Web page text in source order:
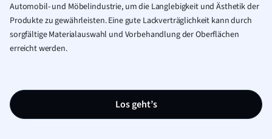
Automobil- und Möbelindustrie, um die Langlebigkeit und Ästhetik der
Produkte zu gewährleisten. Eine gute Lackverträglichkeit kann durch
sorgfältige Materialauswahl und Vorbehandlung der Oberflächen
erreicht werden.
Los geht’s